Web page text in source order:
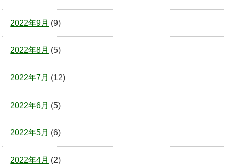
2022年9月 (9)
2022年8月 (5)
2022年7月 (12)
2022年6月 (5)
2022年5月 (6)
2022年4月 (2)